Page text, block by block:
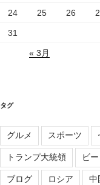
24 25 26
31
« 3月
タグ
グルメ スポーツ
トランプ大統領 ビ
ブログ ロシア 中